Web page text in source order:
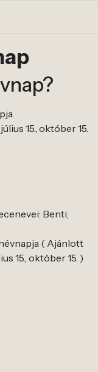
15., október 15.
Benti,
( Ajánlott
15., október 15. )